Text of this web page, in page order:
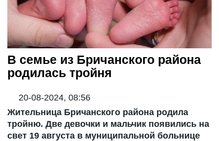
В семье из Бричанского района
родилась тройня
20-08-2024, 08:56
Жительница Бричанского района родила
тройню. Две девочки и мальчик появились на
свет 19 августа в муниципальной больнице